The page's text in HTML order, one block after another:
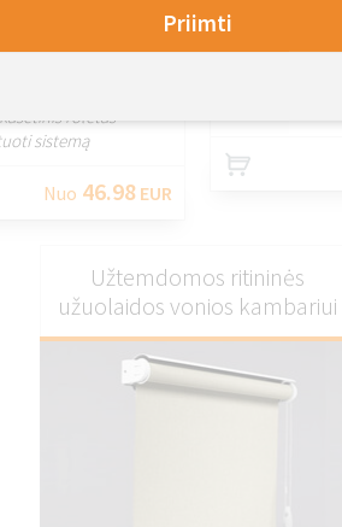
kasetinis roletas
sistemą
Nuo 46.98 EUR
Užtemdomos ritininės
užuolaidos vonios kambariui
Priimti